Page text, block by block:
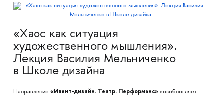
«Хаос как ситуация
художественного мышления».
Лекция Василия Мельниченко
в Школе дизайна
Направление «Ивент-дизайн. Театр. Перформанс» возобновляет